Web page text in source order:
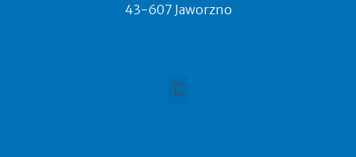
43-607 Jaworzno